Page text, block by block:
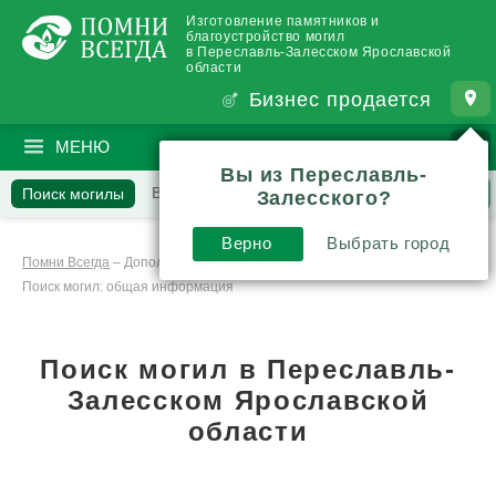
Изготовление памятников и
благоустройство могил
в Переславль-Залесском Ярославской
области
Бизнес продается
МЕНЮ ПОИСК
Поиск могилы Вопросы Отзывы
Статьи
Помни Всегда –Дополнительные услуги–
Поиск могил: общая информация
Поиск могил в Переславль-
Залесском Ярославской
области
Вы из Переславль-
Залесского?
Верно Выбрать город